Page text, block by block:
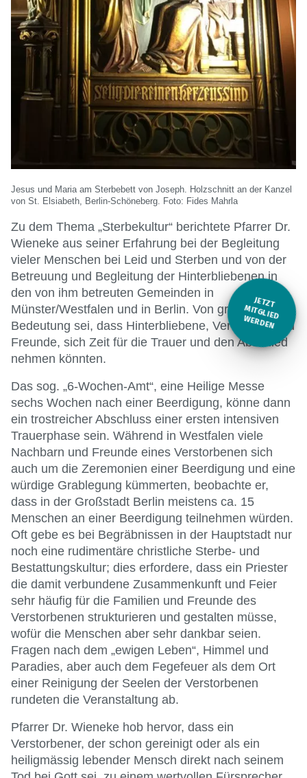
JETZT
M
ITGLIED W
ERDEN
Jesus und Maria am Sterbebett von Joseph. Holzschnitt an der Kanzel
von St. Elsiabeth, Berlin-Schöneberg. Foto: Fides Mahrla
Zu dem Thema „Sterbekultur“ berichtete Pfarrer Dr.
Wieneke aus seiner Erfahrung bei der Begleitung
vieler Menschen bei Leid und Sterben und von der
Betreuung und Begleitung der Hinterbliebenen in
den von ihm betreuten Gemeinden in
Münster/Westfalen und in Berlin. Von großer
Bedeutung sei, dass Hinterbliebene, Verwandte und
Freunde, sich Zeit für die Trauer und den Abschied
nehmen könnten.
Das sog. „6-Wochen-Amt“, eine Heilige Messe
sechs Wochen nach einer Beerdigung, könne dann
ein trostreicher Abschluss einer ersten intensiven
Trauerphase sein. Während in Westfalen viele
Nachbarn und Freunde eines Verstorbenen sich
auch um die Zeremonien einer Beerdigung und eine
würdige Grablegung kümmerten, beobachte er,
dass in der Großstadt Berlin meistens ca. 15
Menschen an einer Beerdigung teilnehmen würden.
Oft gebe es bei Begräbnissen in der Hauptstadt nur
noch eine rudimentäre christliche Sterbe- und
Bestattungskultur; dies erfordere, dass ein Priester
die damit verbundene Zusammenkunft und Feier
sehr häufig für die Familien und Freunde des
Verstorbenen strukturieren und gestalten müsse,
wofür die Menschen aber sehr dankbar seien.
Fragen nach dem „ewigen Leben“, Himmel und
Paradies, aber auch dem Fegefeuer als dem Ort
einer Reinigung der Seelen der Verstorbenen
rundeten die Veranstaltung ab.
Pfarrer Dr. Wieneke hob hervor, dass ein
Verstorbener, der schon gereinigt oder als ein
heiligmässig lebender Mensch direkt nach seinem